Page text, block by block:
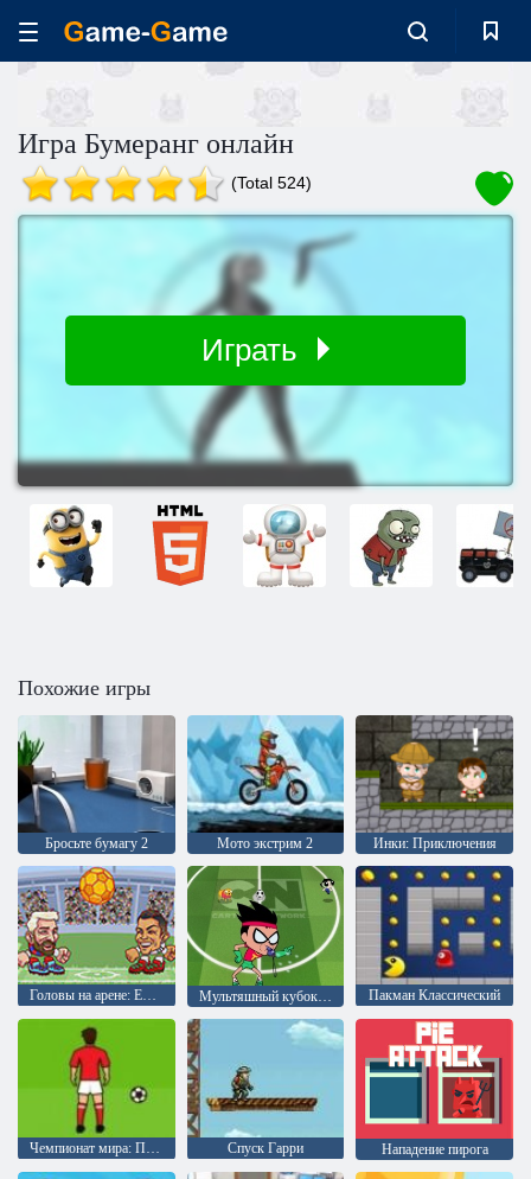
Игра Бумеранг онлайн
(Total 524)
Играть
Похожие игры
Бросьте бумагу 2 Мото экстрим 2 Инки: Приключения
Головы на арене: Евро футбол Мультяшный кубок 2015 Пакман Классический
Спуск Гарри Нападение пирога